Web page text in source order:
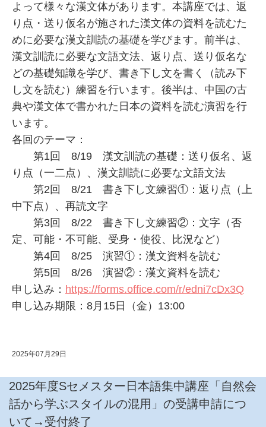
よって様々な漢文体があります。本講座では、返
り点・送り仮名が施された漢文体の資料を読むた
めに必要な漢文訓読の基礎を学びます。前半は、
漢文訓読に必要な文語文法、返り点、送り仮名な
どの基礎知識を学び、書き下し文を書く（読み下
し文を読む）練習を行います。後半は、中国の古
典や漢文体で書かれた日本の資料を読む演習を行
います。
各回のテーマ：
第1回 8/19 漢文訓読の基礎：送り仮名、返
り点（一二点）、漢文訓読に必要な文語文法
第2回 8/21 書き下し文練習①：返り点（上
中下点）、再読文字
第3回 8/22 書き下し文練習②：文字（否
定、可能・不可能、受身・使役、比況など）
第4回 8/25 演習①：漢文資料を読む
第5回 8/26 演習②：漢文資料を読む
申し込み： https://forms.office.com/r/edni7cDx3Q
申し込み期限：8月15日（金）13:00
2025年07月29日
2025年度Sセメスター日本語集中講座「自然会
話から学ぶスタイルの混用」の受講申請につ
いて→受付終了